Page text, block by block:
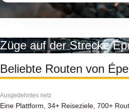
Züge auf der Strecke
Beliebte Routen von
Ausgedehntes netz
Eine Plattform, 34+ Reiseziele, 700+